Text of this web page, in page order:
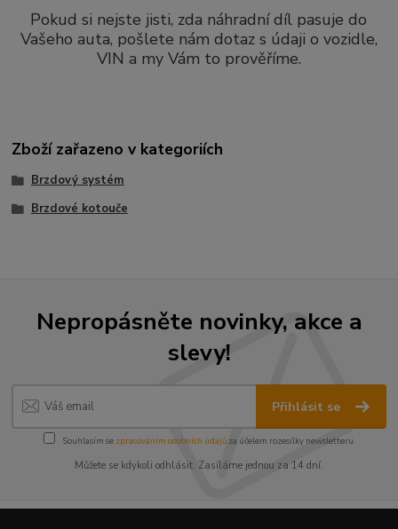
Pokud si nejste jisti, zda náhradní díl pasuje do
Vašeho auta, pošlete nám dotaz s údaji o vozidle,
VIN a my Vám to prověříme.
Zboží zařazeno v kategoriích
Brzdový systém
Brzdové kotouče
Nepropásněte novinky, akce a
slevy!
Přihlásit se
Souhlasím se zpracováním osobních údajůza účelem rozesílky newsletteru.
Můžete se kdykoli odhlásit. Zasíláme jednou za 14 dní.